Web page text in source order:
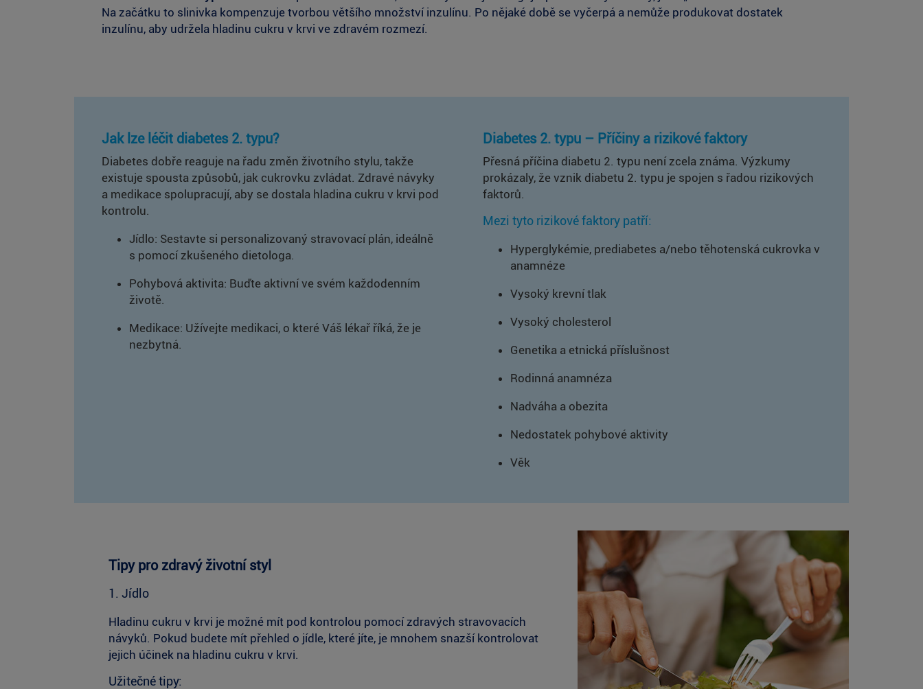
Na začátku to slinivka kompenzuje tvorbou většího množství inzulínu. Po nějaké době se vyčerpá a nemůže produkovat dostatek
inzulínu, aby udržela hladinu cukru v krvi ve zdravém rozmezí.
Jak lze léčit diabetes 2. typu?
Diabetes dobře reaguje na řadu změn životního stylu, takže
existuje spousta způsobů, jak cukrovku zvládat. Zdravé návyky
a medikace spolupracují, aby se dostala hladina cukru v krvi pod
kontrolu.
Jídlo: Sestavte si personalizovaný stravovací plán, ideálně
s pomocí zkušeného dietologa.
Pohybová aktivita: Buďte aktivní ve svém každodenním
životě.
Medikace: Užívejte medikaci, o které Váš lékař říká, že je
nezbytná.
Diabetes 2. typu – Příčiny a rizikové faktory
Přesná příčina diabetu 2. typu není zcela známa. Výzkumy
prokázaly, že vznik diabetu 2. typu je spojen s řadou rizikových
faktorů.
Mezi tyto rizikové faktory patří:
Hyperglykémie, prediabetes a/nebo těhotenská cukrovka v
anamnéze
Vysoký krevní tlak
Vysoký cholesterol
Genetika a etnická příslušnost
Rodinná anamnéza
Nadváha a obezita
Nedostatek pohybové aktivity
Věk
Tipy pro zdravý životní styl
1. Jídlo
Hladinu cukru v krvi je možné mít pod kontrolou pomocí zdravých stravovacích
návyků. Pokud budete mít přehled o jídle, které jíte, je mnohem snazší kontrolovat
jejich účinek na hladinu cukru v krvi.
Užitečné tipy: